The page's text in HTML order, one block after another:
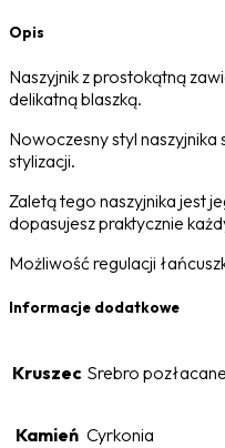
Opis
Naszyjnik z prostokątną
delikatną blaszką.
Nowoczesny styl
stylizacji.
Zaletą tego naszyjnika jest
dopasujesz praktycznie
Możliwość regulacji
Informacje dodatkowe
Kruszec Srebro pozłacane
Kamień Cyrkonia